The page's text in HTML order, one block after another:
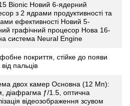
Bionic Новий 6-ядерний
з 2 ядрами продуктивності та
ефективності Новий 5-
графічний процесор Нова 16-
система Neural Engine
покриття, стійке до появи
від пальців
двох камер Основна (12 Мп):
діафрагма ƒ/1.5, оптична
відеозображення зсувом